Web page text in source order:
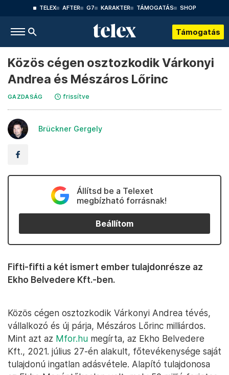
TELEX AFTER G7 KARAKTER TÁMOGATÁS SHOP
Támogatás
Közös cégen osztozkodik Várkonyi
Andrea és Mészáros Lőrinc
GAZDASÁG frissítve
Brückner Gergely
Állítsd be a Telexet
megbízható forrásnak!
Beállítom
Fifti-fifti a két ismert ember tulajdonrésze az
Ekho Belvedere Kft.-ben.
Közös cégen osztozkodik Várkonyi Andrea tévés,
vállalkozó és új párja, Mészáros Lőrinc milliárdos.
Mint azt az Mfor.hu megírta, az Ekho Belvedere
Kft., 2021. július 27-én alakult, főtevékenysége saját
tulajdonú ingatlan adásvétele. Alapító tulajdonosa